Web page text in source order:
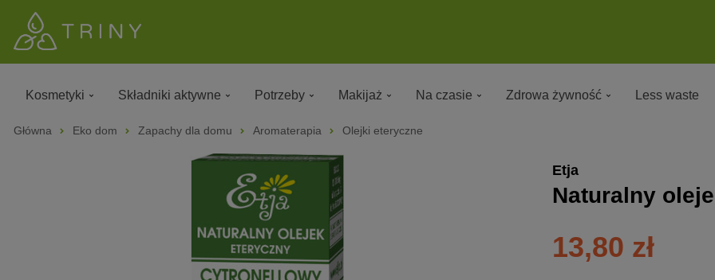
Kosmetyki Składniki aktywne Potrzeby Makijaż Na czasie Zdrowa żywność Less waste
Główna Eko dom Zapachy dla domu Aromaterapia Olejki eteryczne
Etja
Naturalny
13,80 zł